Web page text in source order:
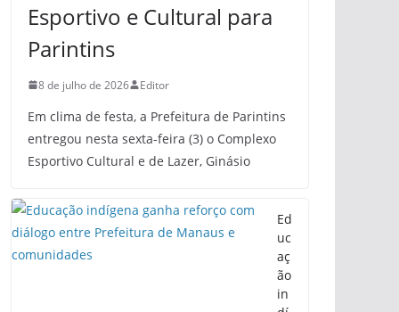
Esportivo e Cultural para
Parintins
8 de julho de 2026 Editor
Em clima de festa, a Prefeitura de Parintins
entregou nesta sexta-feira (3) o Complexo
Esportivo Cultural e de Lazer, Ginásio
Ed
uc
aç
ão
in